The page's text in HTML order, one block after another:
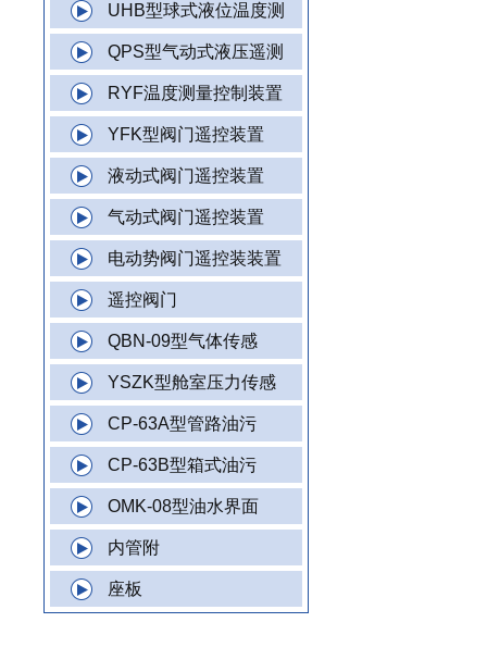
UHB型球式液位温度测
QPS型气动式液压遥测
RYF温度测量控制装置
YFK型阀门遥控装置
液动式阀门遥控装置
气动式阀门遥控装置
电动势阀门遥控装装置
遥控阀门
QBN-09型气体传感
YSZK型舱室压力传感
CP-63A型管路油污
CP-63B型箱式油污
OMK-08型油水界面
内管附
座板